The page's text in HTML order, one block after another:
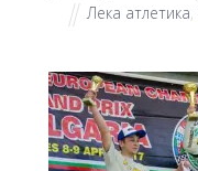
Лека атлетика,